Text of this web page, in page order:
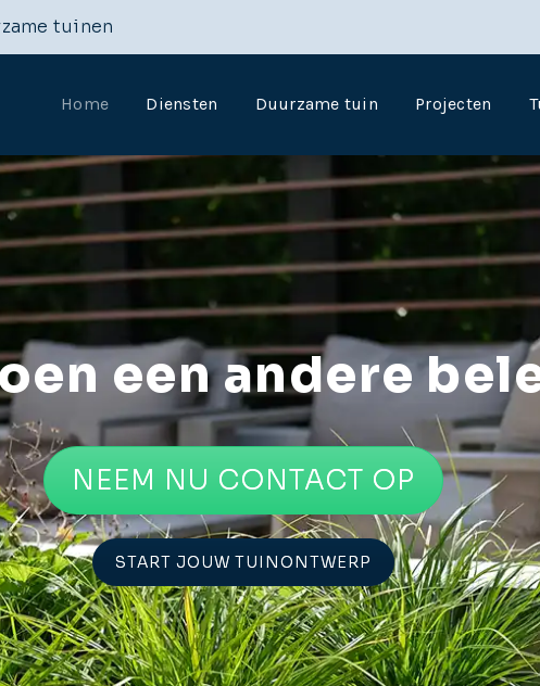
tuinen
Home Diensten Duurzame tuin Projecten
een andere
NEEM NU CONTACT OP
START JOUW TUINONTWERP